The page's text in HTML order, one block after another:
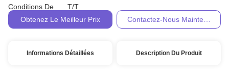
Conditions De
Paiement:
T/T
Obtenez Le Meilleur Prix
Contactez-Nous Maintenant
Informations Détaillées Description Du Produit